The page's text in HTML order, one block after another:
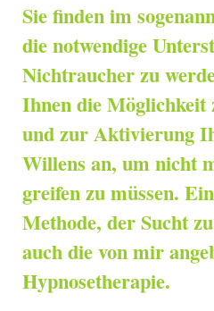
Sie finden im
die notwendige
Nichtraucher zu
Ihnen die Möglichkeit
und zur Aktivierung
Willens an, um nicht
greifen zu müssen.
Methode, der Sucht
auch die von mir
Hypnosetherapie.